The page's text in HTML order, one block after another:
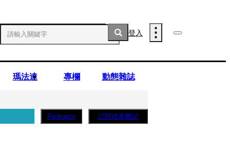
登入
瑪法達 專欄 動態雜誌
Podcasts 訂閱紙本雜誌